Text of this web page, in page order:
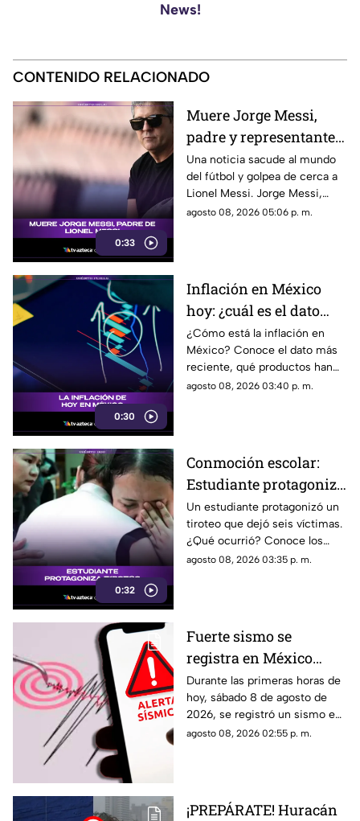
News!
CONTENIDO RELACIONADO
0:33
Muere Jorge Messi,
padre y representante
de Lionel Messi
Una noticia sacude al mundo
del fútbol y golpea de cerca a
Lionel Messi. Jorge Messi,
padre y representante del astro
agosto 08, 2026 05:06 p. m.
0:30
Inflación en México
hoy: ¿cuál es el dato
actual?
¿Cómo está la inflación en
México? Conoce el dato más
reciente, qué productos han
subido de precio y cómo
agosto 08, 2026 03:40 p. m.
0:32
Conmoción escolar:
Estudiante protagoniza
t1r0t30 con seis
víctimas
Un estudiante protagonizó un
tiroteo que dejó seis víctimas.
¿Qué ocurrió? Conoce los
detalles de esta tragedia.
agosto 08, 2026 03:35 p. m.
Fuerte sismo se
registra en México
HOY, sábado 8 de
agosto de 2026: ¿Dónde
fue el epicentro del
temblor de este día?
Durante las primeras horas de
hoy, sábado 8 de agosto de
2026, se registró un sismo en
México. Te decimos en donde
agosto 08, 2026 02:55 p. m.
¡PREPÁRATE! Huracán